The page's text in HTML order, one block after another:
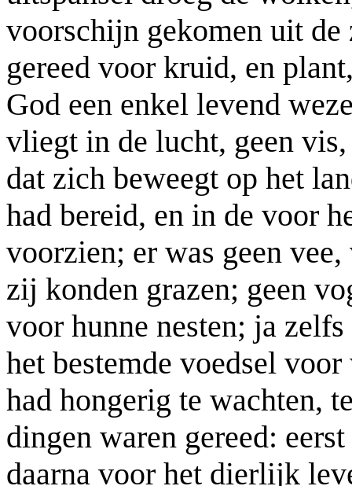
voorschijn gekomen uit de
gereed voor kruid, en
God een enkel levend
vliegt in de lucht, geen
dat zich beweegt op het
had bereid, en in de voor
voorzien; er was geen
zij konden grazen; geen
voor hunne nesten; ja
het bestemde voedsel
had hongerig te wachten,
dingen waren gereed:
daarna voor het dierlijk